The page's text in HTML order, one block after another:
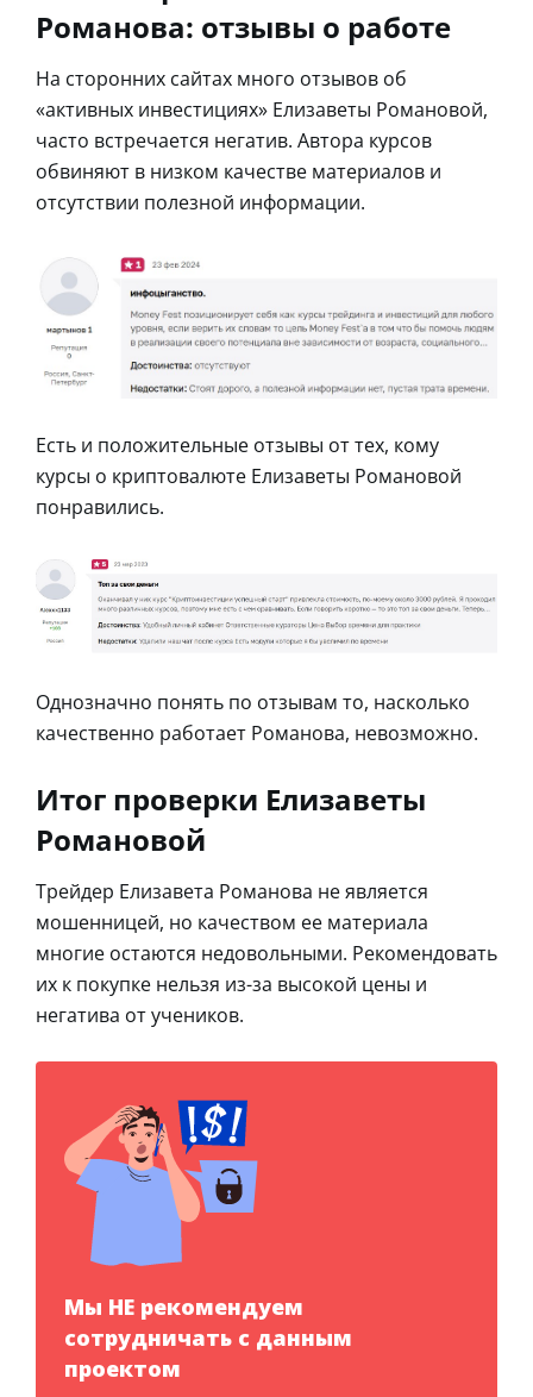
Романова: отзывы о работе
На сторонних сайтах много отзывов об
«активных инвестициях» Елизаветы Романовой,
часто встречается негатив. Автора курсов
обвиняют в низком качестве материалов и
отсутствии полезной информации.
Есть и положительные отзывы от тех, кому
курсы о криптовалюте Елизаветы Романовой
понравились.
Однозначно понять по отзывам то, насколько
качественно работает Романова, невозможно.
Итог проверки Елизаветы
Романовой
Трейдер Елизавета Романова не является
мошенницей, но качеством ее материала
многие остаются недовольными. Рекомендовать
их к покупке нельзя из-за высокой цены и
негатива от учеников.
Мы НЕ рекомендуем
сотрудничать с данным
проектом